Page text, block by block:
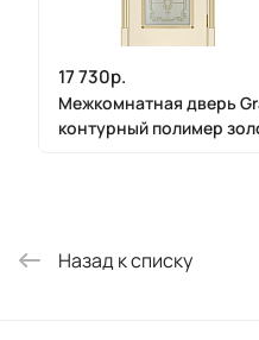
17 730р.
Межкомнатная дверь
контурный полимер
Назад к списку